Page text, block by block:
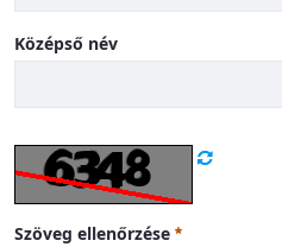
Középső név
Szöveg ellenőrzése